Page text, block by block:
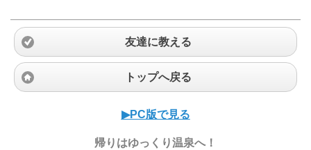
友達に教える
トップへ戻る
▶︎PC版で見る
帰りはゆっくり温泉へ！